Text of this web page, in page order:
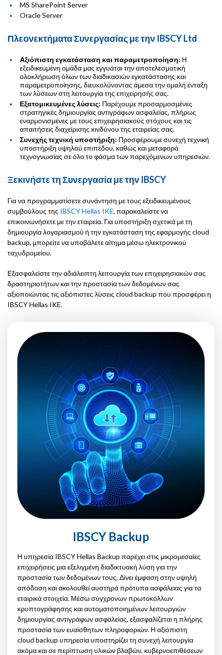
MS SharePoint Server
Oracle Server
Πλεονεκτήματα Συνεργασίας με την IBSCY Ltd
Αξιόπιστη εγκατάσταση και παραμετροποίηση: Η
εξειδικευμένη ομάδα μας εγγυάται την αποτελεσματική
ολοκλήρωση όλων των διαδικασιών εγκατάστασης και
παραμετροποίησης, διευκολύνοντας άμεσα την ομαλή ένταξη
των λύσεων στη λειτουργία της επιχείρησής σας.
Εξατομικευμένες λύσεις: Παρέχουμε προσαρμοσμένες
στρατηγικές δημιουργίας αντιγράφων ασφαλείας, πλήρως
εναρμονισμένες με τους επιχειρησιακούς στόχους και τις
απαιτήσεις διαχείρισης κινδύνου της εταιρείας σας.
Συνεχής τεχνική υποστήριξη: Προσφέρουμε συνεχή τεχνική
υποστήριξη υψηλού επιπέδου, καθώς και μεταφορά
τεχνογνωσίας σε όλο το φάσμα των παρεχόμενων υπηρεσιών.
Ξεκινήστε τη Συνεργασία με την IBSCY
Για να προγραμματίσετε συνάντηση με τους εξειδικευμένους
συμβούλους της IBSCY Hellas IKE, παρακαλείστε να
επικοινωνήσετε με την εταιρεία. Για υποστήριξη σχετικά με τη
δημιουργία λογαριασμού ή την εγκατάσταση της εφαρμογής cloud
backup, μπορείτε να υποβάλετε αίτημα μέσω ηλεκτρονικού
ταχυδρομείου.
Εξασφαλείστε την αδιάλειπτη λειτουργία των επιχειρησιακών σας
δραστηριοτήτων και την προστασία των δεδομένων σας
αξιοποιώντας τις αξιόπιστες λύσεις cloud backup που προσφέρει η
IBSCY Hellas IKE.
IBSCY Backup
Η υπηρεσία IBSCY Hellas Backup παρέχει στις μικρομεσαίες
επιχειρήσεις μια εξελιγμένη διαδικτυακή λύση για την
προστασία των δεδομένων τους. Δίνει έμφαση στην υψηλή
απόδοση και ακολουθεί αυστηρά πρότυπα ασφάλειας για τα
εταιρικά στοιχεία. Μέσω σύγχρονων πρωτοκόλλων
κρυπτογράφησης και αυτοματοποιημένων λειτουργιών
δημιουργίας αντιγράφων ασφαλείας, εξασφαλίζεται η πλήρης
προστασία των ευαίσθητων πληροφοριών. Η αξιόπιστη
cloud backup υπηρεσία υποστηρίζει τη συνεχή λειτουργία
ακόμα και σε περίπτωση υλικών βλαβών, κυβερνοεπιθέσεων